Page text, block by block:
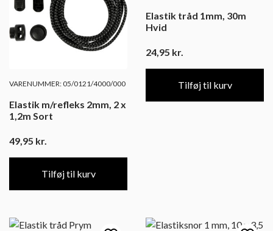
VARENUMMER: 05/0121/4000/000
Elastik m/refleks 2mm, 2 x
1,2m Sort
49,95 kr.
Tilføj til kurv
Elastik tråd 1mm, 30m
Hvid
24,95 kr.
Tilføj til kurv